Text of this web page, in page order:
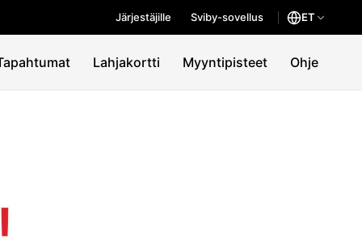
Järjestäjille Sviby-sovellus ET
Lahjakortti Myyntipisteet Ohje